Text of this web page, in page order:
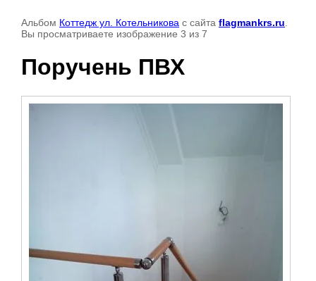
Альбом Коттедж ул. Котельникова с сайта flagmankrs.ru
Вы просматриваете изображение 3 из 7
Поручень ПВХ